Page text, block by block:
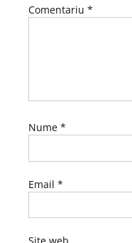
Comentariu *
Nume *
Email *